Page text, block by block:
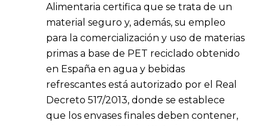
Alimentaria certifica que se trata de un
material seguro y, además, su empleo
para la comercialización y uso de materias
primas a base de PET reciclado obtenido
en España en agua y bebidas
refrescantes está autorizado por el Real
Decreto 517/2013, donde se establece
que los envases finales deben contener,